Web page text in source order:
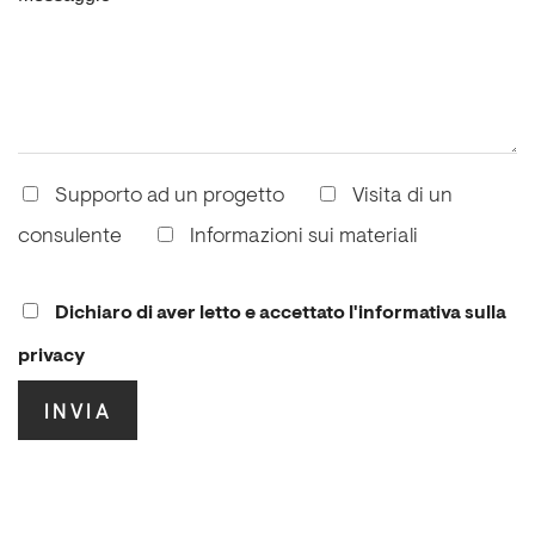
Supporto ad un progetto
Visita di un
consulente
Informazioni sui materiali
Dichiaro di aver letto e accettato l'informativa sulla
privacy